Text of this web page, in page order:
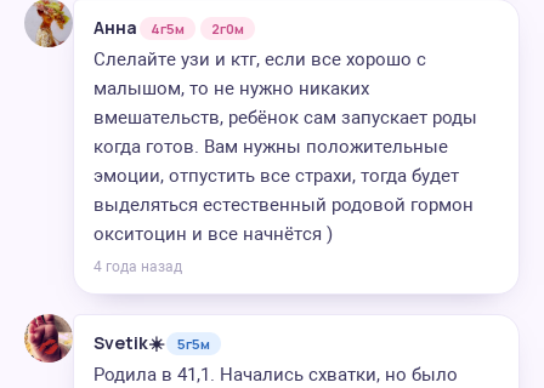
Анна 4г5м 2г0м
Слелайте узи и ктг, если все хорошо с
малышом, то не нужно никаких
вмешательств, ребёнок сам запускает роды
когда готов. Вам нужны положительные
эмоции, отпустить все страхи, тогда будет
выделяться естественный родовой гормон
окситоцин и все начнётся )
4 года назад
Svetik☀️ 5г5м
Родила в 41,1. Начались схватки, но было